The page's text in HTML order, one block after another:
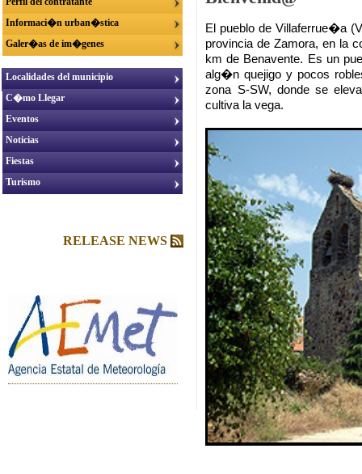
Informaci�n urban�stica
Galer�as de im�genes
Localidades del municipio
C�mo Llegar
Eventos
Noticias
Fiestas
Turismo
RELEASE NEWS
El pueblo de Villaferrue�a
provincia de Zamora, en la
km de Benavente. Es un
alg�n quejigo y pocos
zona S-SW, donde se
cultiva la vega.